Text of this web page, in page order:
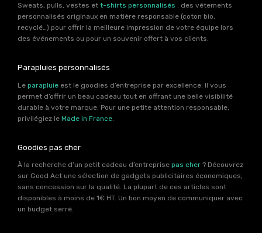
Sweats, pulls, vestes et t-shirts personnalisés : des vêtements
personnalisés originaux en matière responsable (coton bio,
recyclé…) pour offrir la meilleure impression de votre équipe lors
des événements ou pour un souvenir offert à vos clients.
Parapluies personnalisés
Le parapluie est le goodies d’entreprise par excellence. Il vous
permet d’offrir un beau cadeau tout en offrant une belle visibilité
durable à votre marque. Pour une petite attention responsable,
privilégiez le Made in France
Goodies pas cher
À la recherche d’un petit cadeau d’entreprise pas cher ? Découvrez
sur Good Act une sélection de gadgets publicitaires économiques,
sans concession sur la qualité. La plupart de ces articles sont
disponibles à moins de 1€ HT. Un bon moyen de communiquer avec
un budget serré.